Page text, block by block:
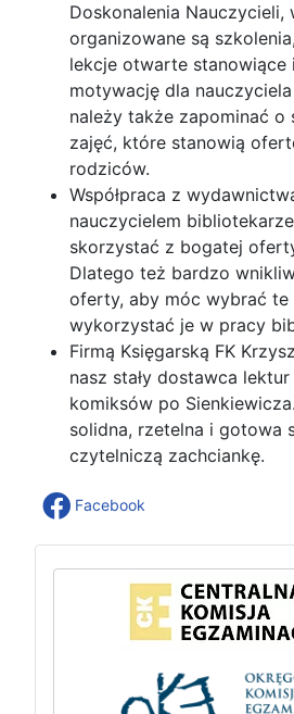
Doskonalenia Nauczycieli,
organizowane są
lekcje otwarte stanowiące
motywację dla
należy także zapominać o
zajęć, które stanowią
rodziców.
Współpraca z
nauczycielem
skorzystać z bogatej
Dlatego też bardzo
oferty, aby móc wybrać te
wykorzystać je w pracy
Firmą Księgarską FK
nasz stały dostawca
komiksów po
solidna, rzetelna i gotowa
czytelniczą zachciankę.
Facebook